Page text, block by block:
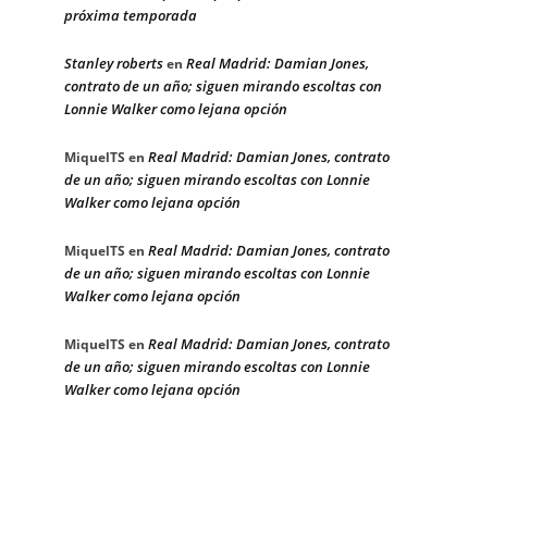
próxima temporada
Stanley robertsen Real Madrid: Damian Jones,
contrato de un año; siguen mirando escoltas con
Lonnie Walker como lejana opción
MiquelTS en Real Madrid: Damian Jones, contrato
de un año; siguen mirando escoltas con Lonnie
Walker como lejana opción
MiquelTS en Real Madrid: Damian Jones, contrato
de un año; siguen mirando escoltas con Lonnie
Walker como lejana opción
MiquelTS en Real Madrid: Damian Jones, contrato
de un año; siguen mirando escoltas con Lonnie
Walker como lejana opción